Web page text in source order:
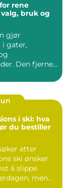
rene
gjør
i gater,
Den fjerner
i ski: hva
du bestiller
etter
ski ønsker
å slippe
men